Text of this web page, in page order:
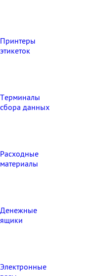
Принтеры
этикеток
Терминалы
сбора данных
Расходные
материалы
Денежные
ящики
Электронные